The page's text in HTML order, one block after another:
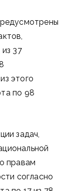
37
этого
по 98
задач,
правам
согласно